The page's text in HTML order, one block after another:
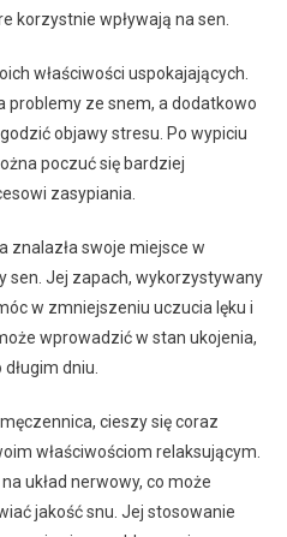
korzystnie wpływają na sen.
właściwości uspokajających.
problemy ze snem, a dodatkowo
objawy stresu. Po wypiciu
poczuć się bardziej
zasypiania.
znalazła swoje miejsce w
sen. Jej zapach, wykorzystywany
w zmniejszeniu uczucia lęku i
wprowadzić w stan ukojenia,
dniu.
cieszy się coraz
właściwościom relaksującym.
układ nerwowy, co może
jakość snu. Jej stosowanie